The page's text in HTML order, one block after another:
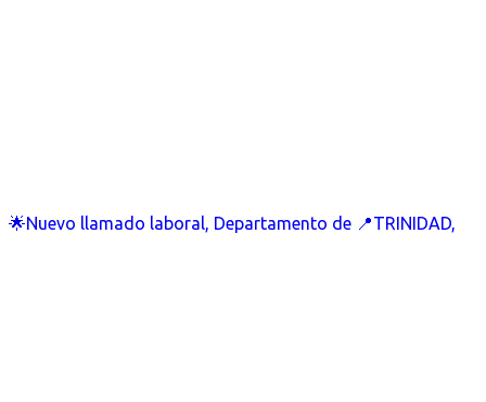
🌟Nuevo llamado laboral, Departamento de 📍TRINIDAD,